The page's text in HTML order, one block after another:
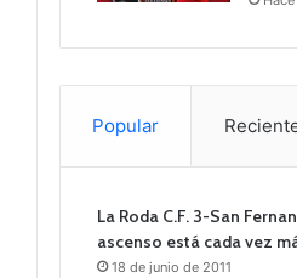
Popular
La Roda C.F. 3-San
ascenso está cada vez
18 de junio de 2011